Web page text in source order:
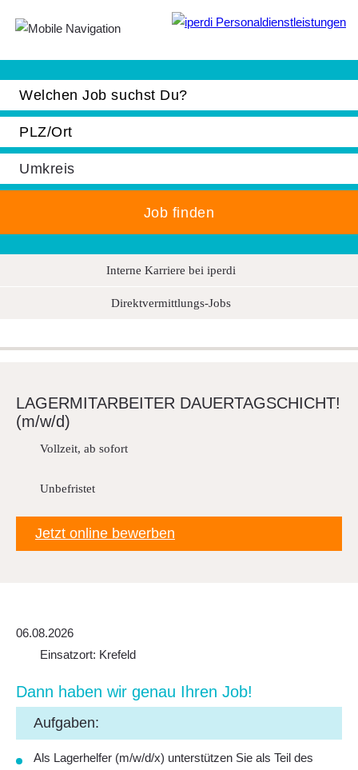
Interne Karriere bei iperdi
Direktvermittlungs-Jobs
LAGER­MIT­AR­BEITER DAUER­TAG­SCHICHT!
(m/w/d)
Vollzeit, ab sofort
Unbefristet
Jetzt online bewerben
06.08.2026
Einsatzort: Krefeld
Dann haben wir genau Ihren Job!
Aufgaben:
Als Lagerhelfer (m/w/d/x) unterstützen Sie als Teil des
Unternehmen
Über iperdi
AGB
Sitemap
Datenschutz